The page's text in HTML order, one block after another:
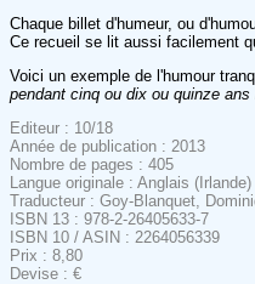
Chaque billet d'humeur, ou
Ce recueil se lit aussi facilement
Voici un exemple de l'humour
pendant cinq ou dix ou quinze
Editeur : 10/18
Année de publication : 2013
Nombre de pages : 405
Langue originale : Anglais (Irlande)
Traducteur : Goy-Blanquet,
ISBN 13 : 978-2-26405633-7
ISBN 10 / ASIN : 2264056339
Prix : 8,80
Devise : €